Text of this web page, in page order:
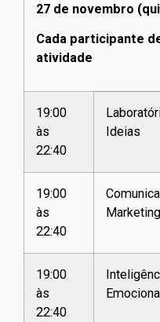
27 de novembro
Cada participante
atividade
19:00
às
22:40
Ideias
19:00
às
22:40
Marketing
19:00
às
22:40